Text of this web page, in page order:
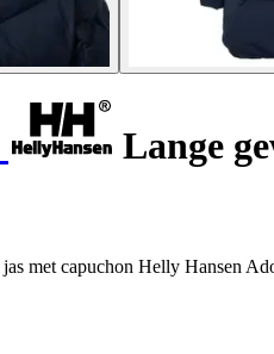
Lange
met capuchon Helly Hansen